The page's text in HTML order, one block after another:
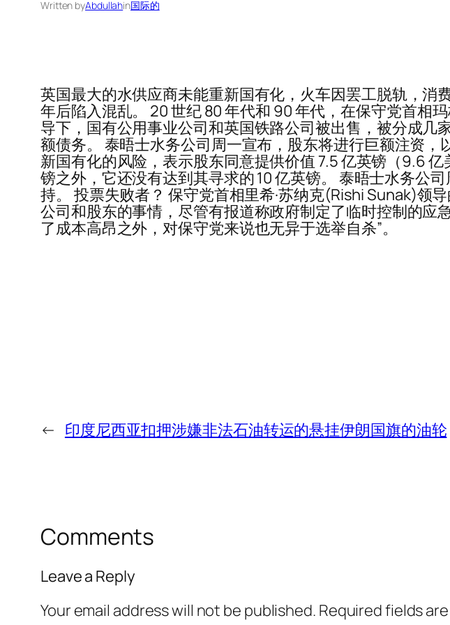
Written byAbdullahin国际的
英国最大的水供应商未能重新国有化，火车因罢工脱轨，
年后陷入混乱。 20 世纪 80 年代和 90 年代，在保守党首相
导下，国有公用事业公司和英国铁路公司被出售，被分成
额债务。 泰晤士水务公司周一宣布，股东将进行巨额注资
新国有化的风险，表示股东同意提供价值 7.5 亿英镑（9.6
镑之外，它还没有达到其寻求的 10 亿英镑。 泰晤士水务公
持。 投票失败者？ 保守党首相里希·苏纳克(Rishi Sunak)领
公司和股东的事情，尽管有报道称政府制定了临时控制的应
了成本高昂之外，对保守党来说也无异于选举自杀”。
← 印度尼西亚扣押涉嫌非法石油转运的悬挂伊朗国旗的油轮
Comments
Leave a Reply
Your email address will not be published. Required fields